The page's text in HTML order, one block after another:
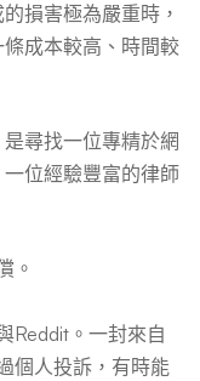
損害極為嚴重時，
成本較高、時間較
尋找一位專精於網
位經驗豐富的律師
。
Reddit。一封來自
個人投訴，有時能